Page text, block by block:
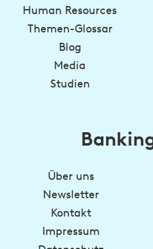
Human Resources
Themen-Glossar
Blog
Media
Studien
Über uns
Newsletter
Kontakt
Impressum